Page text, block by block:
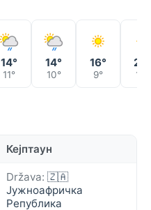
14°
11°
14°
10°
16°
9° 12°
Кејптаун
Država: 🇿🇦
Јужноафричка
Република